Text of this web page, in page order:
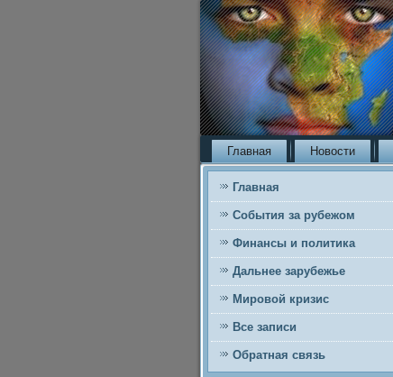
Главная Новости
Главная
События за рубежом
Финансы и политика
Дальнее зарубежье
Мировой кризис
Все записи
Обратная связь